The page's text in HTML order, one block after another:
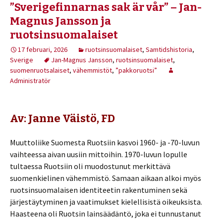
”Sverigefinnarnas sak är vår” – Jan-
Magnus Jansson ja
ruotsinsuomalaiset
17 februari, 2026 ruotsinsuomalaiset, Samtidshistoria,
Sverige
Jan-Magnus Jansson, ruotsinsuomalaiset,
suomenruotsalaiset, vähemmistöt, ”pakkoruotsi”
Administratör
Av: Janne Väistö, FD
Muuttoliike Suomesta Ruotsiin kasvoi 1960- ja -70-luvun
vaihteessa aivan uusiin mittoihin. 1970-luvun lopulle
tultaessa Ruotsiin oli muodostunut merkittävä
suomenkielinen vähemmistö. Samaan aikaan alkoi myös
ruotsinsuomalaisen identiteetin rakentuminen sekä
järjestäytyminen ja vaatimukset kielellisistä oikeuksista.
Haasteena oli Ruotsin lainsäädäntö, joka ei tunnustanut